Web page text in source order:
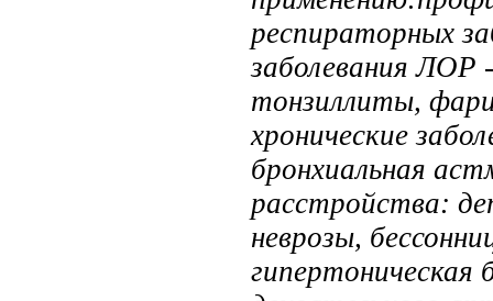
респираторных
заболевания ЛОР
тонзиллиты,
хронические
бронхиальная
расстройства:
неврозы,
гипертоническая